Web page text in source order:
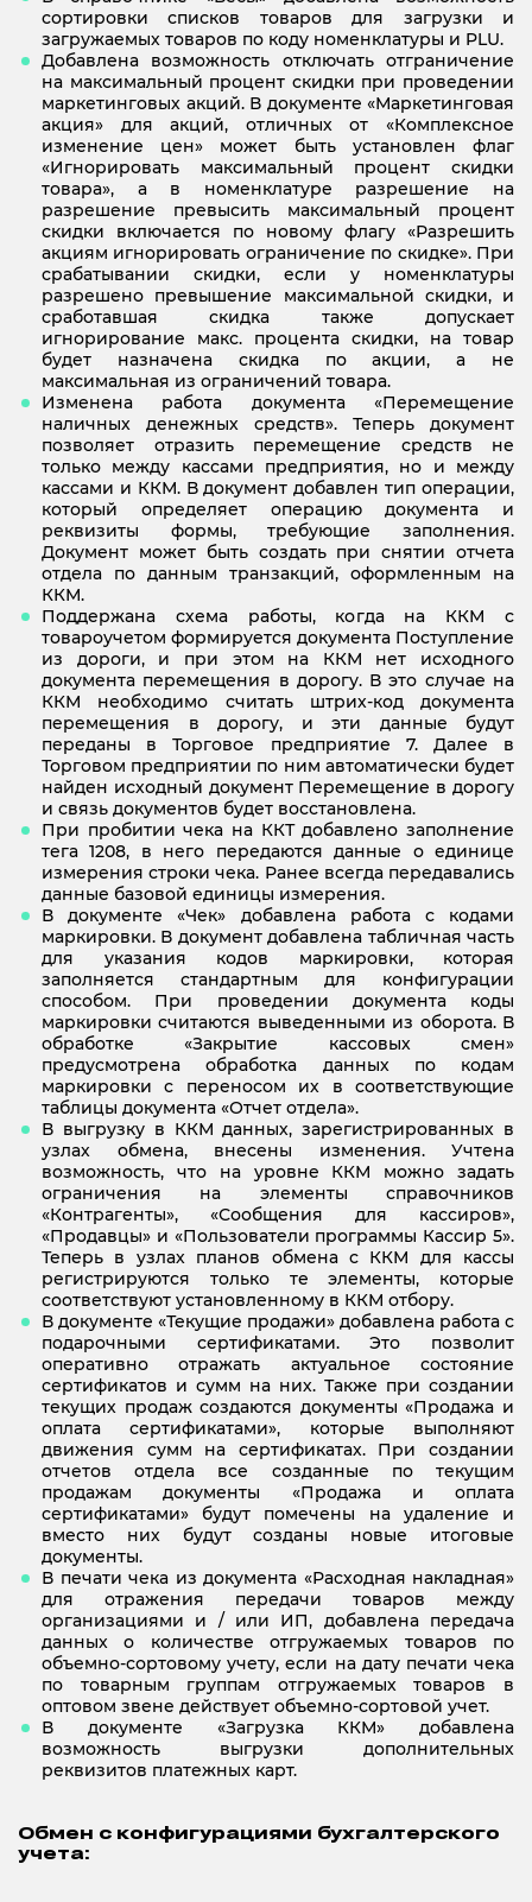
сортировки списков товаров для загрузки и
загружаемых товаров по коду номенклатуры и PLU.
Добавлена возможность отключать отграничение
на максимальный процент скидки при проведении
маркетинговых акций. В документе «Маркетинговая
акция» для акций, отличных от «Комплексное
изменение цен» может быть установлен флаг
«Игнорировать максимальный процент скидки
товара», а в номенклатуре разрешение на
разрешение превысить максимальный процент
скидки включается по новому флагу «Разрешить
акциям игнорировать ограничение по скидке». При
срабатывании скидки, если у номенклатуры
разрешено превышение максимальной скидки, и
сработавшая скидка также допускает
игнорирование макс. процента скидки, на товар
будет назначена скидка по акции, а не
максимальная из ограничений товара.
Изменена работа документа «Перемещение
наличных денежных средств». Теперь документ
позволяет отразить перемещение средств не
только между кассами предприятия, но и между
кассами и ККМ. В документ добавлен тип операции,
который определяет операцию документа и
реквизиты формы, требующие заполнения.
Документ может быть создать при снятии отчета
отдела по данным транзакций, оформленным на
ККМ.
Поддержана схема работы, когда на ККМ с
товароучетом формируется документа Поступление
из дороги, и при этом на ККМ нет исходного
документа перемещения в дорогу. В это случае на
ККМ необходимо считать штрих-код документа
перемещения в дорогу, и эти данные будут
переданы в Торговое предприятие 7. Далее в
Торговом предприятии по ним автоматически будет
найден исходный документ Перемещение в дорогу
и связь документов будет восстановлена.
При пробитии чека на ККТ добавлено заполнение
тега 1208, в него передаются данные о единице
измерения строки чека. Ранее всегда передавались
данные базовой единицы измерения.
В документе «Чек» добавлена работа с кодами
маркировки. В документ добавлена табличная часть
для указания кодов маркировки, которая
заполняется стандартным для конфигурации
способом. При проведении документа коды
маркировки считаются выведенными из оборота. В
обработке «Закрытие кассовых смен»
предусмотрена обработка данных по кодам
маркировки с переносом их в соответствующие
таблицы документа «Отчет отдела».
В выгрузку в ККМ данных, зарегистрированных в
узлах обмена, внесены изменения. Учтена
возможность, что на уровне ККМ можно задать
ограничения на элементы справочников
«Контрагенты», «Сообщения для кассиров»,
«Продавцы» и «Пользователи программы Кассир 5».
Теперь в узлах планов обмена с ККМ для кассы
регистрируются только те элементы, которые
соответствуют установленному в ККМ отбору.
В документе «Текущие продажи» добавлена работа с
подарочными сертификатами. Это позволит
оперативно отражать актуальное состояние
сертификатов и сумм на них. Также при создании
текущих продаж создаются документы «Продажа и
оплата сертификатами», которые выполняют
движения сумм на сертификатах. При создании
отчетов отдела все созданные по текущим
продажам документы «Продажа и оплата
сертификатами» будут помечены на удаление и
вместо них будут созданы новые итоговые
документы.
В печати чека из документа «Расходная накладная»
для отражения передачи товаров между
организациями и / или ИП, добавлена передача
данных о количестве отгружаемых товаров по
объемно-сортовому учету, если на дату печати чека
по товарным группам отгружаемых товаров в
оптовом звене действует объемно-сортовой учет.
В документе «Загрузка ККМ» добавлена
возможность выгрузки дополнительных
реквизитов платежных карт.
Обмен с конфигурациями бухгалтерского
учета: